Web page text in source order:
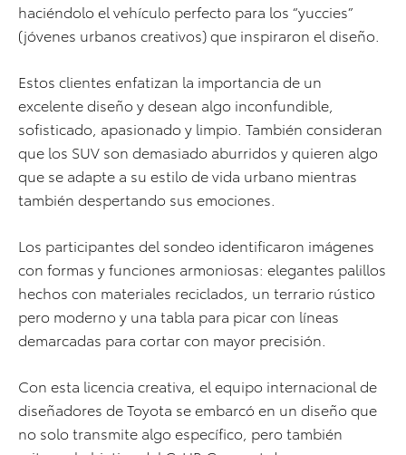
haciéndolo el vehículo perfecto para los “yuccies”
(jóvenes urbanos creativos) que inspiraron el diseño.
Estos clientes enfatizan la importancia de un
excelente diseño y desean algo inconfundible,
sofisticado, apasionado y limpio. También consideran
que los SUV son demasiado aburridos y quieren algo
que se adapte a su estilo de vida urbano mientras
también despertando sus emociones.
Los participantes del sondeo identificaron imágenes
con formas y funciones armoniosas: elegantes palillos
hechos con materiales reciclados, un terrario rústico
pero moderno y una tabla para picar con líneas
demarcadas para cortar con mayor precisión.
Con esta licencia creativa, el equipo internacional de
diseñadores de Toyota se embarcó en un diseño que
no solo transmite algo específico, pero también